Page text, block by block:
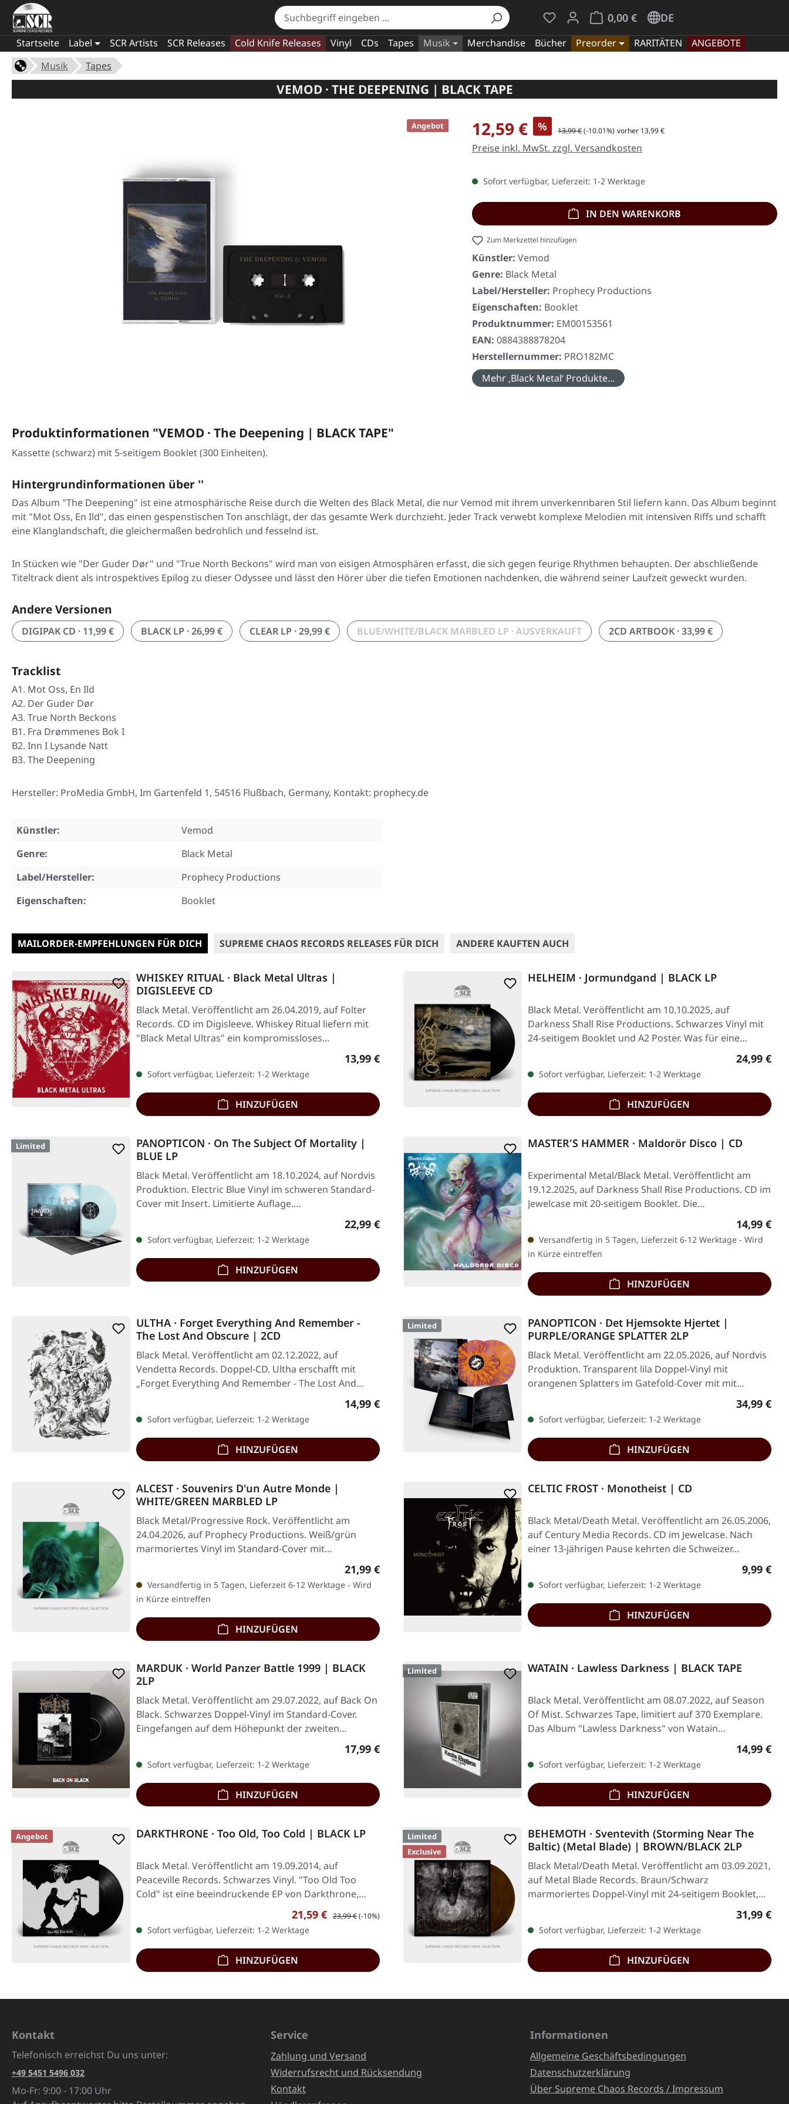
Du hast 0 Produkte auf dem Merkzettel
0,00 €
Warenkorb enthält 0 Positionen. Der
DE
Startseite Label SCR Artists SCR Releases Cold Knife Releases Vinyl CDs Tapes Musik Merchandise Bücher Preorder RARITÄTEN
ANGEBOTE
Musik
Tapes
VEMOD · THE DEEPENING | BLACK TAPE
Angebot Verkaufspreis:
12,59 € % Regulärer Preis:
13,99 €(-10.01%) vorher 13,99 €
Preise inkl. MwSt. zzgl. Versandkosten
Sofort verfügbar, Lieferzeit: 1-2 Werktage
IN DEN WARENKORB
Zum Merkzettel hinzufügen
Künstler: Vemod
Genre: Black Metal
Label/Hersteller: Prophecy Productions
Eigenschaften: Booklet
Produktnummer: EM00153561
EAN: 0884388878204
Herstellernummer: PRO182MC
Mehr ‚Black Metal‘ Produkte...
Produktinformationen "VEMOD · The Deepening | BLACK TAPE"
Kassette (schwarz) mit 5-seitigem Booklet (300 Einheiten).
Hintergrundinformationen über ''
Das Album "The Deepening" ist eine atmosphärische Reise durch die Welten des Black Metal, die nur Vemod mit ihrem unverkennbaren Stil liefern kann. Das Album beginnt
mit "Mot Oss, En Ild", das einen gespenstischen Ton anschlägt, der das gesamte Werk durchzieht. Jeder Track verwebt komplexe Melodien mit intensiven Riffs und schafft
eine Klanglandschaft, die gleichermaßen bedrohlich und fesselnd ist.
In Stücken wie "Der Guder Dør" und "True North Beckons" wird man von eisigen Atmosphären erfasst, die sich gegen feurige Rhythmen behaupten. Der abschließende
Titeltrack dient als introspektives Epilog zu dieser Odyssee und lässt den Hörer über die tiefen Emotionen nachdenken, die während seiner Laufzeit geweckt wurden.
Andere Versionen
DIGIPAK CD · 11,99 € BLACK LP · 26,99 € CLEAR LP · 29,99 € BLUE/WHITE/BLACK MARBLED LP · AUSVERKAUFT 2CD ARTBOOK · 33,99 €
Tracklist
A1. Mot Oss, En Ild
A2. Der Guder Dør
A3. True North Beckons
B1. Fra Drømmenes Bok I
B2. Inn I Lysande Natt
B3. The Deepening
Hersteller: ProMedia GmbH, Im Gartenfeld 1, 54516 Flußbach, Germany, Kontakt: prophecy.de
Künstler:
Vemod
Genre:
Black Metal
Label/Hersteller:
Prophecy Productions
Eigenschaften:
Booklet
MAILORDER-EMPFEHLUNGEN FÜR DICH SUPREME CHAOS RECORDS RELEASES FÜR DICH ANDERE KAUFTEN AUCH
WHISKEY RITUAL · Black Metal Ultras |
DIGISLEEVE CD
Black Metal. Veröffentlicht am 26.04.2019, auf Folter
Records. CD im Digisleeve. Whiskey Ritual liefern mit
"Black Metal Ultras" ein kompromissloses…
Regulärer Preis:
13,99 €
Sofort verfügbar, Lieferzeit: 1-2 Werktage
HINZUFÜGEN
HELHEIM · Jormundgand | BLACK LP
Black Metal. Veröffentlicht am 10.10.2025, auf
Darkness Shall Rise Productions. Schwarzes Vinyl mit
24-seitigem Booklet und A2 Poster. Was für eine…
Regulärer
24,99 €
Sofort verfügbar, Lieferzeit: 1-2 Werktage
HINZUFÜGEN
Limited
PANOPTICON · On The Subject Of Mortality |
BLUE LP
Black Metal. Veröffentlicht am 18.10.2024, auf Nordvis
Produktion. Electric Blue Vinyl im schweren Standard-
Cover mit Insert. Limitierte Auflage.…
Regulärer Preis:
22,99 €
Sofort verfügbar, Lieferzeit: 1-2 Werktage
HINZUFÜGEN
MASTER'S HAMMER · Maldorör Disco | CD
Experimental Metal/Black Metal. Veröffentlicht am
19.12.2025, auf Darkness Shall Rise Productions. CD im
Jewelcase mit 20-seitigem Booklet. Die…
Regulärer
14,99 €
Versandfertig in 5 Tagen, Lieferzeit 6-12 Werktage - Wird
in Kürze eintreffen
HINZUFÜGEN
ULTHA · Forget Everything And Remember -
The Lost And Obscure | 2CD
Black Metal. Veröffentlicht am 02.12.2022, auf
Vendetta Records. Doppel-CD. Ultha erschafft mit
„Forget Everything And Remember - The Lost And…
Regulärer Preis:
14,99 €
Sofort verfügbar, Lieferzeit: 1-2 Werktage
HINZUFÜGEN
Limited
PANOPTICON · Det Hjemsokte Hjertet |
PURPLE/ORANGE SPLATTER 2LP
Black Metal. Veröffentlicht am 22.05.2026, auf Nordvis
Produktion. Transparent lila Doppel-Vinyl mit
orangenen Splatters im Gatefold-Cover mit mit…
Regulärer
34,99 €
Sofort verfügbar, Lieferzeit: 1-2 Werktage
HINZUFÜGEN
ALCEST · Souvenirs D'un Autre Monde |
WHITE/GREEN MARBLED LP
Black Metal/Progressive Rock. Veröffentlicht am
24.04.2026, auf Prophecy Productions. Weiß/grün
marmoriertes Vinyl im Standard-Cover mit
Regulärer Preis:
21,99 €
Versandfertig in 5 Tagen, Lieferzeit 6-12 Werktage - Wird
in Kürze eintreffen
HINZUFÜGEN
CELTIC FROST · Monotheist | CD
Black Metal/Death Metal. Veröffentlicht am 26.05.2006,
auf Century Media Records. CD im Jewelcase. Nach
einer 13-jährigen Pause kehrten die Schweizer…
9,99 €
Sofort verfügbar, Lieferzeit: 1-2 Werktage
HINZUFÜGEN
MARDUK · World Panzer Battle 1999 | BLACK
2LP
Black Metal. Veröffentlicht am 29.07.2022, auf Back On
Black. Schwarzes Doppel-Vinyl im Standard-Cover.
Eingefangen auf dem Höhepunkt der zweiten…
Regulärer Preis:
17,99 €
Sofort verfügbar, Lieferzeit: 1-2 Werktage
HINZUFÜGEN
Limited WATAIN · Lawless Darkness | BLACK TAPE
Black Metal. Veröffentlicht am 08.07.2022, auf Season
Of Mist. Schwarzes Tape, limitiert auf 370 Exemplare.
Das Album "Lawless Darkness" von Watain…
Regulärer
14,99 €
Sofort verfügbar, Lieferzeit: 1-2 Werktage
HINZUFÜGEN
Angebot DARKTHRONE · Too Old, Too Cold | BLACK LP
Black Metal. Veröffentlicht am 19.09.2014, auf
Peaceville Records. Schwarzes Vinyl. "Too Old Too
Cold" ist eine beeindruckende EP von Darkthrone,
Verkaufspreis:
21,59 € Regulärer Preis:
23,99 €(-10%)
Sofort verfügbar, Lieferzeit: 1-2 Werktage
HINZUFÜGEN
Limited
Exclusive
BEHEMOTH · Sventevith (Storming Near The
Baltic) (Metal Blade) | BROWN/BLACK 2LP
Black Metal/Death Metal. Veröffentlicht am 03.09.2021,
auf Metal Blade Records. Braun/Schwarz
marmoriertes Doppel-Vinyl mit 24-seitigem Booklet,
Regulärer
31,99 €
Sofort verfügbar, Lieferzeit: 1-2 Werktage
HINZUFÜGEN
Kontakt
Telefonisch erreichst Du uns unter:
+49 5451 5496 032
Mo-Fr: 9:00 - 17:00 Uhr
Service
Zahlung und Versand
Widerrufsrecht und Rücksendung
Kontakt
Informationen
Allgemeine Geschäftsbedingungen
Datenschutzerklärung
Über Supreme Chaos Records / Impressum